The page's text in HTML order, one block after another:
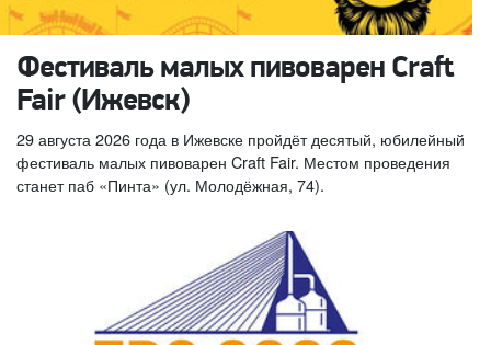
Фестиваль малых пивоварен Craft
Fair (Ижевск)
29 августа 2026 года в Ижевске пройдёт десятый, юбилейный
фестиваль малых пивоварен Craft Fair. Местом проведения
станет паб «Пинта» (ул. Молодёжная, 74).